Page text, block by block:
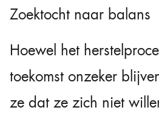
Zoektocht naar balans
Hoewel het
toekomst onzeker
ze dat ze zich niet